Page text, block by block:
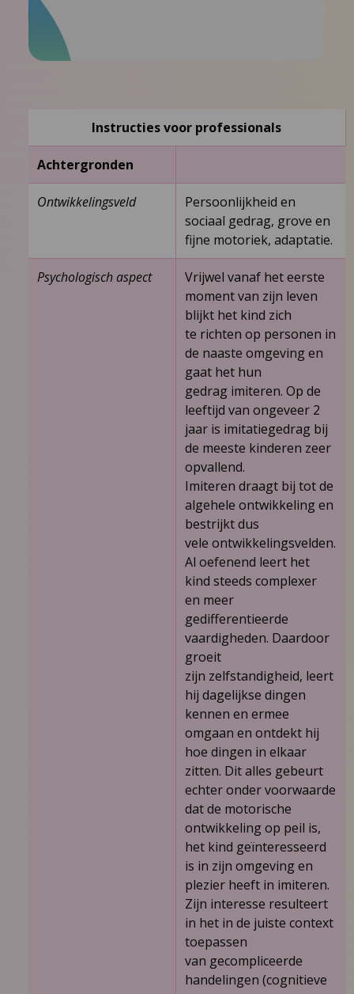
Instructies voor professionals
Achtergronden
Ontwikkelingsveld
Persoonlijkheid en
sociaal gedrag, grove en
fijne motoriek, adaptatie.
Psychologisch aspect
Vrijwel vanaf het eerste
moment van zijn leven
blijkt het kind zich
te richten op personen in
de naaste omgeving en
gaat het hun
gedrag imiteren. Op de
leeftijd van ongeveer 2
jaar is imitatiegedrag bij
de meeste kinderen zeer
opvallend.
Imiteren draagt bij tot de
algehele ontwikkeling en
bestrijkt dus
vele ontwikkelingsvelden.
Al oefenend leert het
kind steeds complexer
en meer
gedifferentieerde
vaardigheden. Daardoor
groeit
zijn zelfstandigheid, leert
hij dagelijkse dingen
kennen en ermee
omgaan en ontdekt hij
hoe dingen in elkaar
zitten. Dit alles gebeurt
echter onder voorwaarde
dat de motorische
ontwikkeling op peil is,
het kind geïnteresseerd
is in zijn omgeving en
plezier heeft in imiteren.
Zijn interesse resulteert
in het in de juiste context
toepassen
van gecompliceerde
handelingen (cognitieve